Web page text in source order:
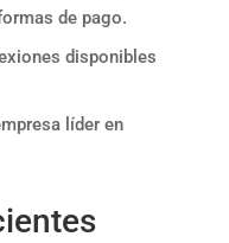
de pago.
disponibles
líder en